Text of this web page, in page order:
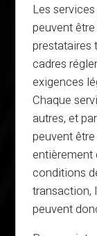
Les
peuvent
prestataires
cadres
exigences
Chaque
autres, et
peuvent
entièrement
conditions
transaction,
peuvent